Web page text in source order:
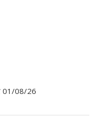
01/08/26